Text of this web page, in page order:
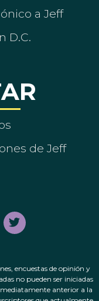
a Jeff
D.C.
de Jeff
encuestas de opinión y
no pueden ser iniciadas
anterior a la